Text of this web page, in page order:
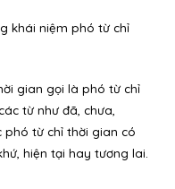
khái niệm phó từ chỉ
gian gọi là phó từ chỉ
từ như đã, chưa,
phó từ chỉ thời gian có
hiện tại hay tương lai.